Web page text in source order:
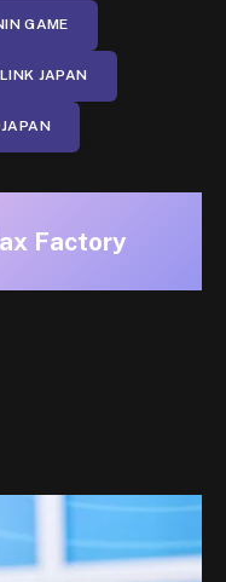
GAME
JAPAN
Factory